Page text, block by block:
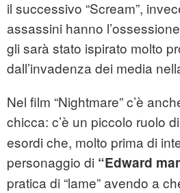
il successivo “Scream”,
assassini hanno
gli sarà stato ispirato molto
dall’invadenza dei media
Nel film “Nightmare” c’è
chicca: c’è un piccolo ruolo di
esordi che, molto prima di
personaggio di “Edward
pratica di “lame” avendo a